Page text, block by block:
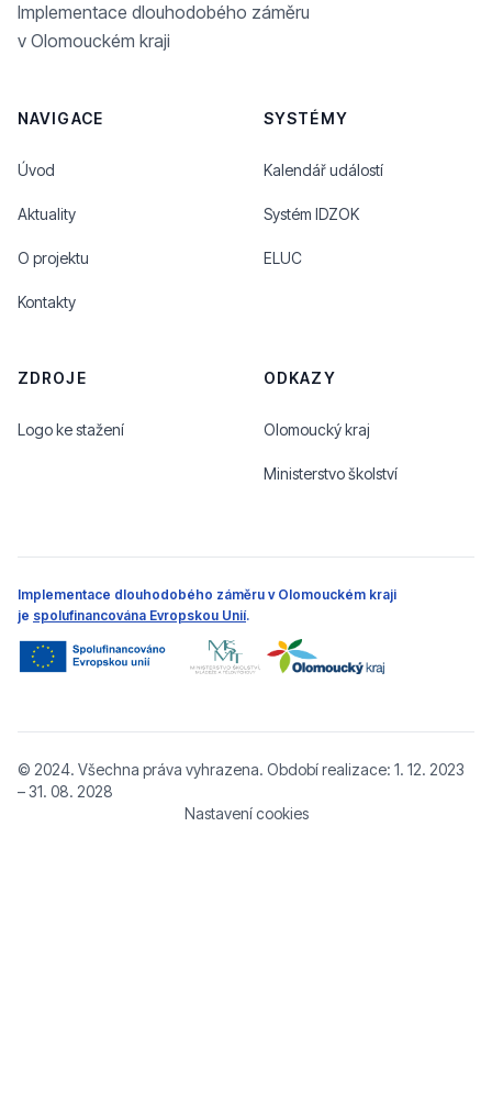
Implementace dlouhodobého záměru
v Olomouckém kraji
NAVIGACE
Úvod
Aktuality
O projektu
Kontakty
SYSTÉMY
Kalendář událostí
Systém IDZOK
ELUC
ZDROJE
Logo ke stažení
ODKAZY
Olomoucký kraj
Ministerstvo školství
Implementace dlouhodobého záměru v Olomouckém kraji
je spolufinancována Evropskou Unií.
© 2024. Všechna práva vyhrazena. Období realizace: 1. 12. 2023
– 31. 08. 2028
Nastavení cookies